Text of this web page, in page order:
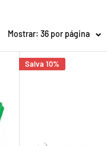
Mostrar: 36 por página
Salva 10%